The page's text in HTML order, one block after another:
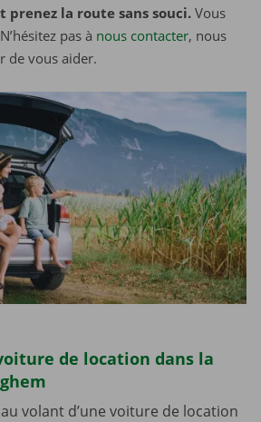
prenez la route sans souci. Vous
pas à nous contacter, nous
de vous aider.
de location dans la
volant d’une voiture de location